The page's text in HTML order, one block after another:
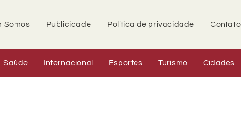
Somos Publicidade Política de privacidade Contato
Saúde Internacional Esportes Turismo Cidades